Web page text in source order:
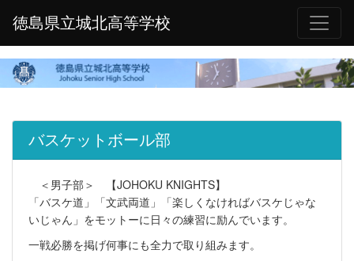
徳島県立城北高等学校
バスケットボール部
＜男子部＞ 【JOHOKU KNIGHTS】
「バスケ道」「文武両道」「楽しくなければバスケじゃな
いじゃん」をモットーに日々の練習に励んでいます。
一戦必勝を掲げ何事にも全力で取り組みます。